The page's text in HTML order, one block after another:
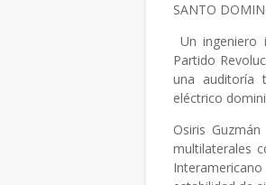
SANTO
Un ingeniero
Partido
una auditoría
eléctrico
Osiris
multilaterales